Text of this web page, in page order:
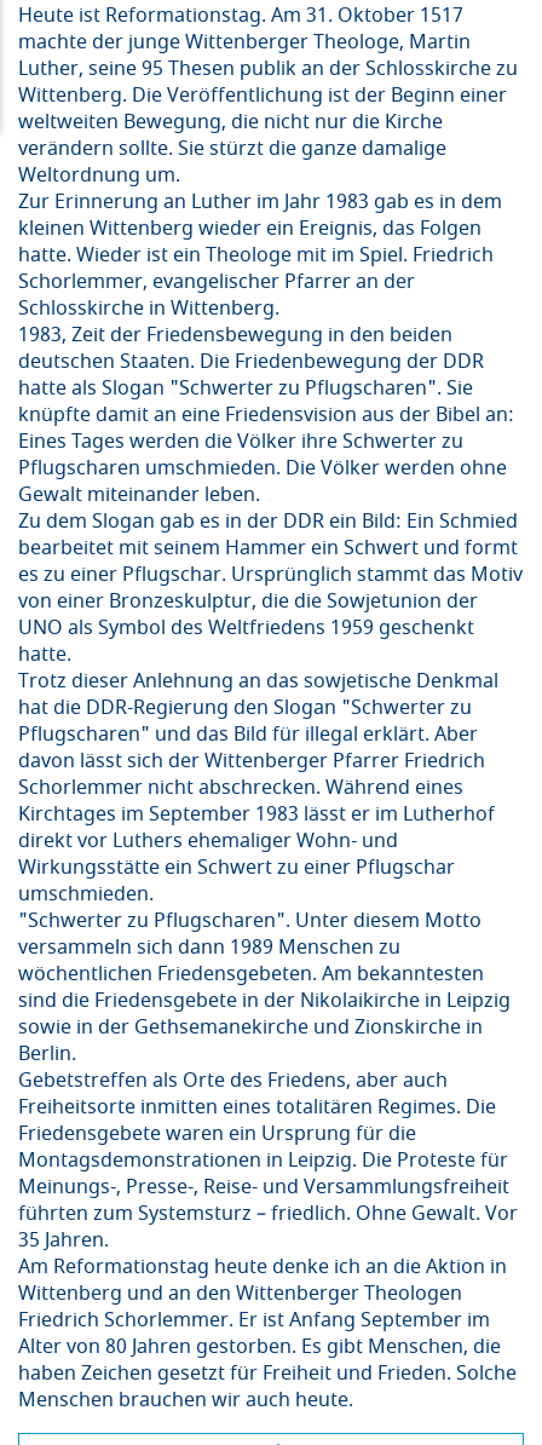
Heute ist Reformationstag. Am 31. Oktober 1517
machte der junge Wittenberger Theologe, Martin
Luther, seine 95 Thesen publik an der Schlosskirche zu
Wittenberg. Die Veröffentlichung ist der Beginn einer
weltweiten Bewegung, die nicht nur die Kirche
verändern sollte. Sie stürzt die ganze damalige
Weltordnung um.
Zur Erinnerung an Luther im Jahr 1983 gab es in dem
kleinen Wittenberg wieder ein Ereignis, das Folgen
hatte. Wieder ist ein Theologe mit im Spiel. Friedrich
Schorlemmer, evangelischer Pfarrer an der
Schlosskirche in Wittenberg.
1983, Zeit der Friedensbewegung in den beiden
deutschen Staaten. Die Friedenbewegung der DDR
hatte als Slogan "Schwerter zu Pflugscharen". Sie
knüpfte damit an eine Friedensvision aus der Bibel an:
Eines Tages werden die Völker ihre Schwerter zu
Pflugscharen umschmieden. Die Völker werden ohne
Gewalt miteinander leben.
Zu dem Slogan gab es in der DDR ein Bild: Ein Schmied
bearbeitet mit seinem Hammer ein Schwert und formt
es zu einer Pflugschar. Ursprünglich stammt das Motiv
von einer Bronzeskulptur, die die Sowjetunion der
UNO als Symbol des Weltfriedens 1959 geschenkt
hatte.
Trotz dieser Anlehnung an das sowjetische Denkmal
hat die DDR-Regierung den Slogan "Schwerter zu
Pflugscharen" und das Bild für illegal erklärt. Aber
davon lässt sich der Wittenberger Pfarrer Friedrich
Schorlemmer nicht abschrecken. Während eines
Kirchtages im September 1983 lässt er im Lutherhof
direkt vor Luthers ehemaliger Wohn- und
Wirkungsstätte ein Schwert zu einer Pflugschar
umschmieden.
"Schwerter zu Pflugscharen". Unter diesem Motto
versammeln sich dann 1989 Menschen zu
wöchentlichen Friedensgebeten. Am bekanntesten
sind die Friedensgebete in der Nikolaikirche in Leipzig
sowie in der Gethsemanekirche und Zionskirche in
Berlin.
Gebetstreffen als Orte des Friedens, aber auch
Freiheitsorte inmitten eines totalitären Regimes. Die
Friedensgebete waren ein Ursprung für die
Montagsdemonstrationen in Leipzig. Die Proteste für
Meinungs-, Presse-, Reise- und Versammlungsfreiheit
führten zum Systemsturz – friedlich. Ohne Gewalt. Vor
35 Jahren.
Am Reformationstag heute denke ich an die Aktion in
Wittenberg und an den Wittenberger Theologen
Friedrich Schorlemmer. Er ist Anfang September im
Alter von 80 Jahren gestorben. Es gibt Menschen, die
haben Zeichen gesetzt für Freiheit und Frieden. Solche
Menschen brauchen wir auch heute.